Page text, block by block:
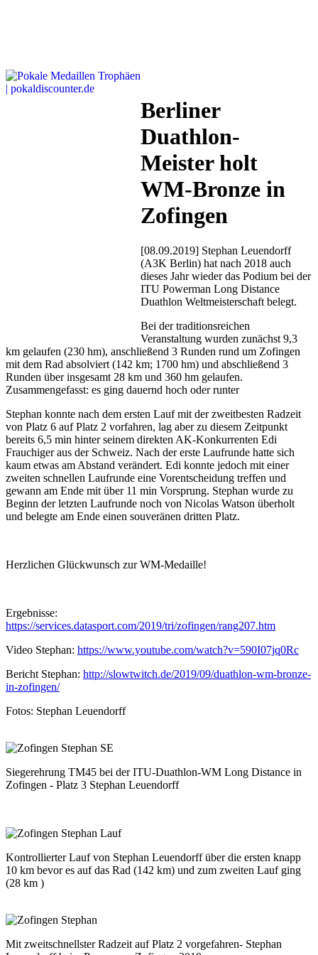
Berliner
Duathlon-
Meister holt
WM-Bronze in
Zofingen
[08.09.2019] Stephan Leuendorff
(A3K Berlin) hat nach 2018 auch
dieses Jahr wieder das Podium bei der
ITU Powerman Long Distance
Duathlon Weltmeisterschaft belegt.
Bei der traditionsreichen
Veranstaltung wurden zunächst 9,3
km gelaufen (230 hm), anschließend 3 Runden rund um Zofingen
mit dem Rad absolviert (142 km; 1700 hm) und abschließend 3
Runden über insgesamt 28 km und 360 hm gelaufen.
Zusammengefasst: es ging dauernd hoch oder runter
Stephan konnte nach dem ersten Lauf mit der zweitbesten Radzeit
von Platz 6 auf Platz 2 vorfahren, lag aber zu diesem Zeitpunkt
bereits 6,5 min hinter seinem direkten AK-Konkurrenten Edi
Frauchiger aus der Schweiz. Nach der erste Laufrunde hatte sich
kaum etwas am Abstand verändert. Edi konnte jedoch mit einer
zweiten schnellen Laufrunde eine Vorentscheidung treffen und
gewann am Ende mit über 11 min Vorsprung. Stephan wurde zu
Beginn der letzten Laufrunde noch von Nicolas Watson überholt
und belegte am Ende einen souveränen dritten Platz.
Herzlichen Glückwunsch zur WM-Medaille!
Ergebnisse:
https://services.datasport.com/2019/tri/zofingen/rang207.htm
Video Stephan: https://www.youtube.com/watch?v=590I07jq0Rc
Bericht Stephan: http://slowtwitch.de/2019/09/duathlon-wm-bronze-
in-zofingen/
Fotos: Stephan Leuendorff
Siegerehrung TM45 bei der ITU-Duathlon-WM Long Distance in
Zofingen - Platz 3 Stephan Leuendorff
Kontrollierter Lauf von Stephan Leuendorff über die ersten knapp
10 km bevor es auf das Rad (142 km) und zum zweiten Lauf ging
(28 km )
Mit zweitschnellster Radzeit auf Platz 2 vorgefahren- Stephan